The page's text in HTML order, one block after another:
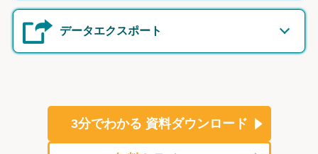
データエクスポート
3分でわかる 資料ダウンロード